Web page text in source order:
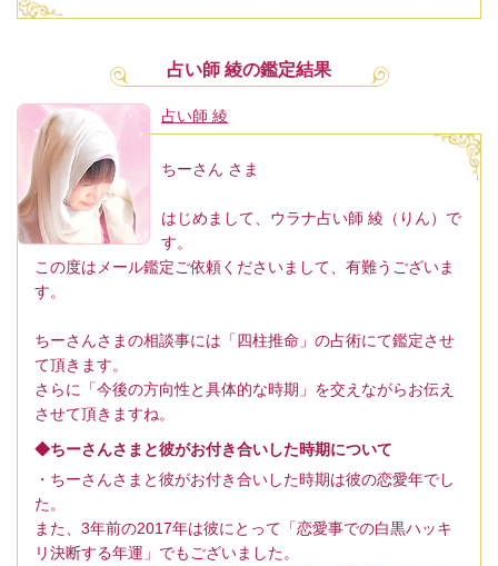
占い師 綾の鑑定結果
占い師 綾
ちーさん さま
はじめまして、ウラナ占い師 綾（りん）で
す。
この度はメール鑑定ご依頼くださいまして、有難うございま
す。
ちーさんさまの相談事には「四柱推命」の占術にて鑑定させ
て頂きます。
さらに「今後の方向性と具体的な時期」を交えながらお伝え
させて頂きますね。
◆ちーさんさまと彼がお付き合いした時期について
・ちーさんさまと彼がお付き合いした時期は彼の恋愛年でし
た。
また、3年前の2017年は彼にとって「恋愛事での白黒ハッキ
リ決断する年運」でもございました。